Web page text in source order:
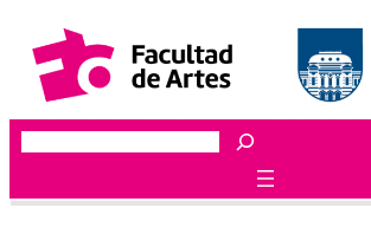
contenido
Buscar